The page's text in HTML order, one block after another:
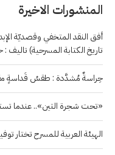
المنشورات الاخيرة
أفق النقد المتخفي وقصديّة
تاريخ الكتابة المسرحية)
حِراسةٌ مُشدَّدة : طقسُ قَداسةٍ
«تحت شجرة التين».. عندما
الهيئة العربية للمسرح تختار